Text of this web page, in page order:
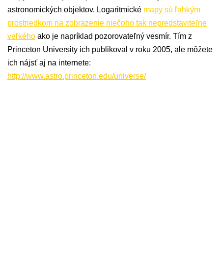
astronomických objektov. Logaritmické mapy sú ľahkým
prostriedkom na zobrazenie niečoho tak nepredstaviteľne
veľkého ako je napríklad pozorovateľný vesmír. Tím z
Princeton University ich publikoval v roku 2005, ale môžete
ich nájsť aj na internete:
http://www.astro.princeton.edu/universe/